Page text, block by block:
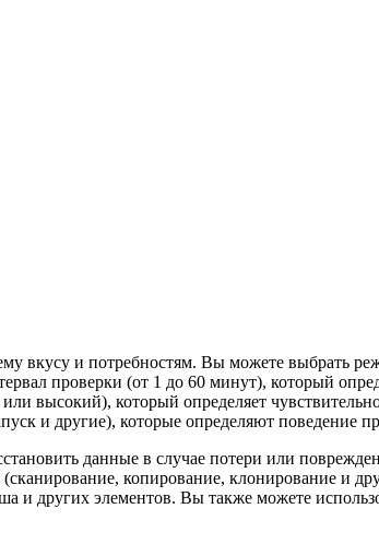
вкусу и потребностям. Вы можете выбрать
проверки (от 1 до 60 минут), который
высокий), который определяет
и другие), которые определяют поведение
данные в случае потери или
копирование, клонирование и
других элементов. Вы также можете